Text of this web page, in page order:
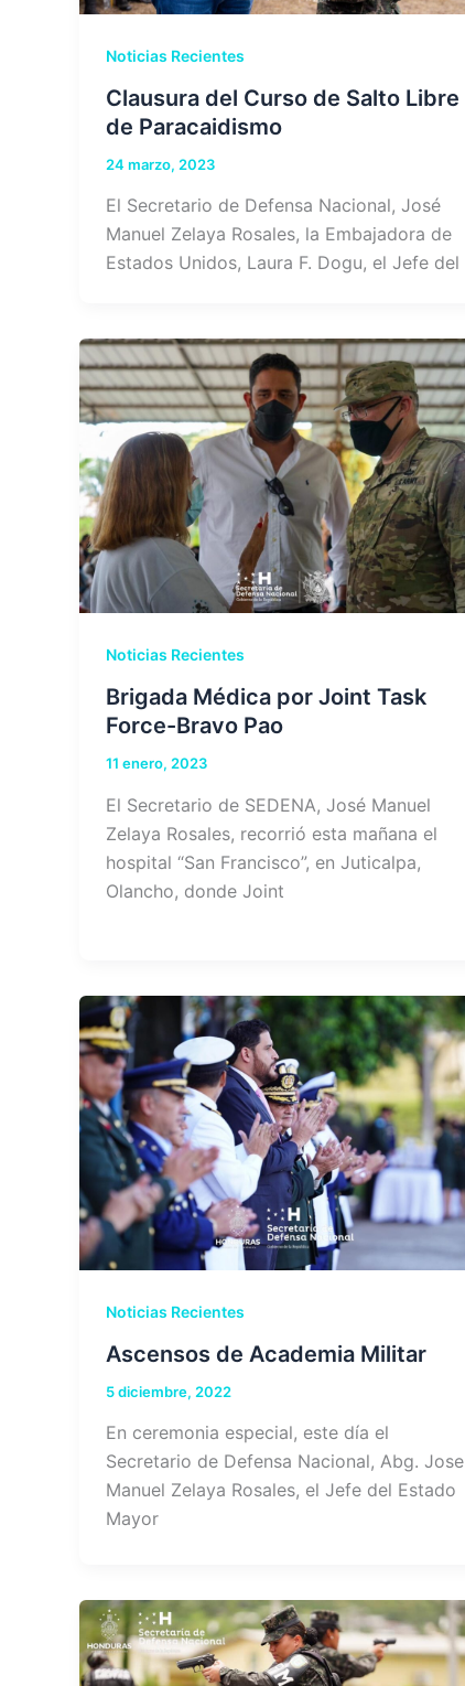
Noticias Recientes
Clausura del Curso de Salto Libre
de Paracaidismo
24 marzo, 2023
El Secretario de Defensa Nacional, José
Manuel Zelaya Rosales, la Embajadora de
Estados Unidos, Laura F. Dogu, el Jefe del
Noticias Recientes
Brigada Médica por Joint Task
Force-Bravo Pao
11 enero, 2023
El Secretario de SEDENA, José Manuel
Zelaya Rosales, recorrió esta mañana el
hospital “San Francisco”, en Juticalpa,
Olancho, donde Joint
Noticias Recientes
Ascensos de Academia Militar
5 diciembre, 2022
En ceremonia especial, este día el
Secretario de Defensa Nacional, Abg. Jose
Manuel Zelaya Rosales, el Jefe del Estado
Mayor